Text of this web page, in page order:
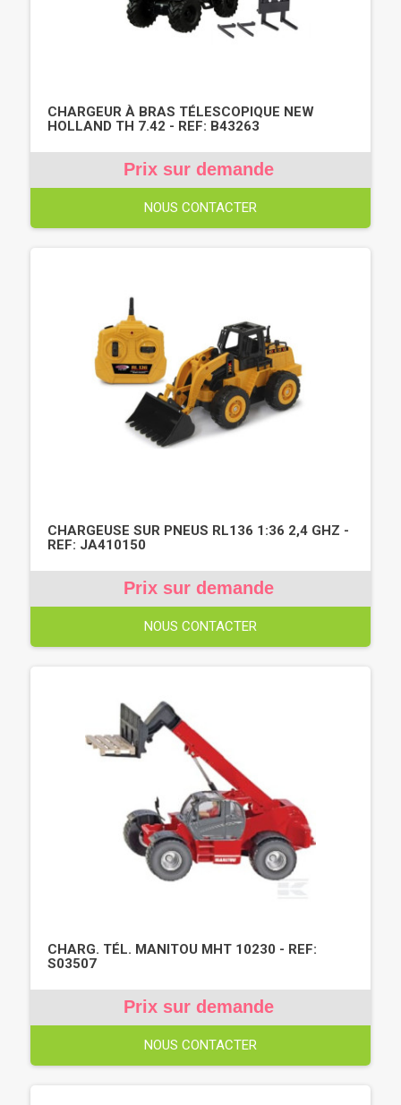
CHARGEUR À BRAS TÉLESCOPIQUE NEW
HOLLAND TH 7.42 - REF: B43263
Prix sur demande
NOUS CONTACTER
CHARGEUSE SUR PNEUS RL136 1:36 2,4 GHZ -
REF: JA410150
Prix sur demande
NOUS CONTACTER
CHARG. TÉL. MANITOU MHT 10230 - REF:
S03507
Prix sur demande
NOUS CONTACTER